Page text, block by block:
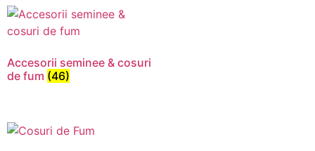
Accesorii seminee & cosuri
de fum (46)